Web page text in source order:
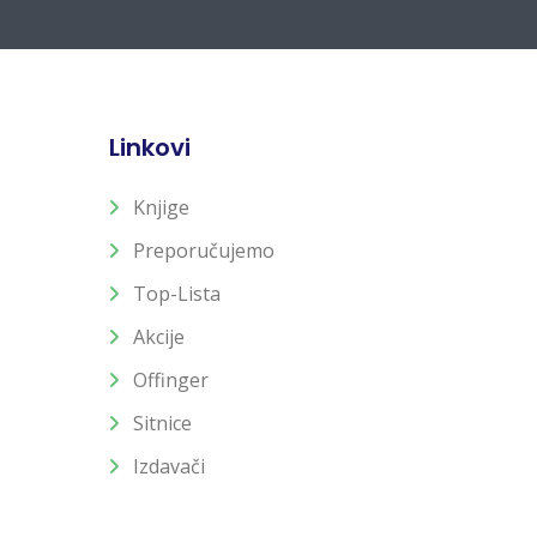
Linkovi
Knjige
Preporučujemo
Top-Lista
Akcije
Offinger
Sitnice
Izdavači